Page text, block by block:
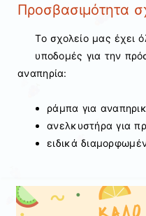
Προσβασιμότητα
Το σχολείο μας έχει
υποδομές για την
αναπηρία:
ράμπα για
ανελκυστήρα για
ειδικά